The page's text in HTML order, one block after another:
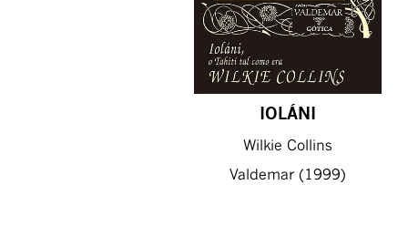
IOLÁNI
Wilkie Collins
Valdemar (1999)